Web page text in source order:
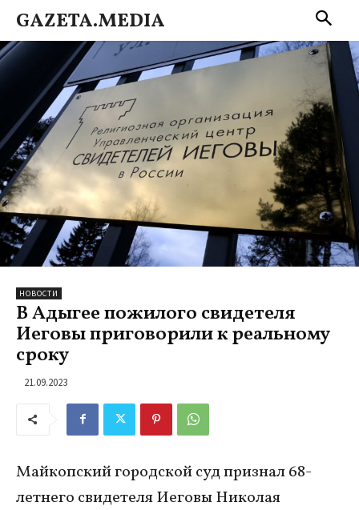
GAZETA.MEDIA
НОВОСТИ
В Адыгее пожилого свидетеля
Иеговы приговорили к реальному
сроку
21.09.2023
Майкопский городской суд признал 68-
летнего свидетеля Иеговы Николая